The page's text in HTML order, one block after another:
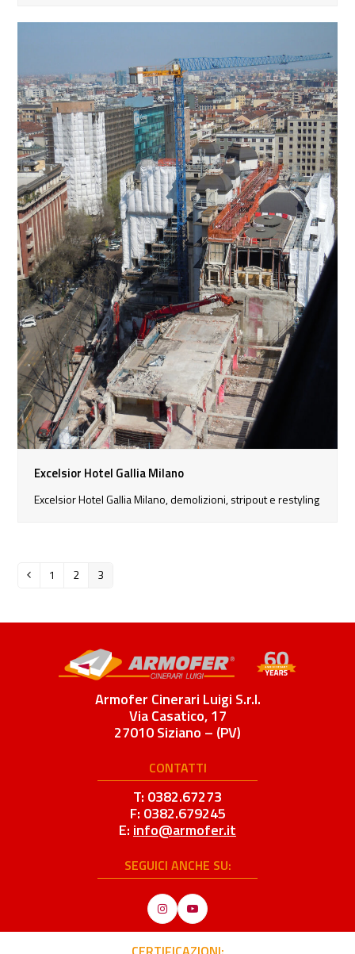
Excelsior Hotel Gallia Milano
Excelsior Hotel Gallia Milano, demolizioni, stripout e restyling
Precedente
Pagina
1 Pagina
2 Pagina
3
Armofer Cinerari Luigi S.r.l.
Via Casatico, 17
27010 Siziano – (PV)
CONTATTI
T: 0382.67273
F: 0382.679245
E: info@armofer.it
SEGUICI ANCHE SU:
InstagramYouTube